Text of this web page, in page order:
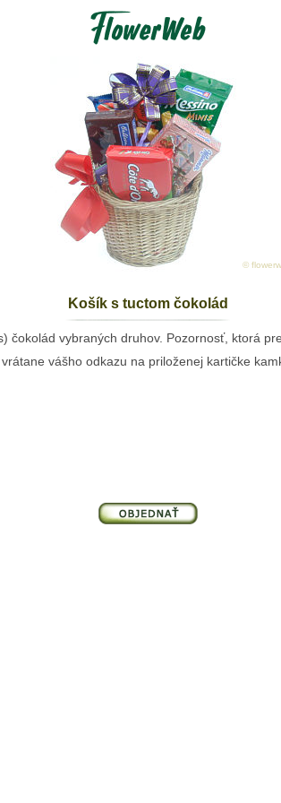
©
Košík s tuctom čokolád
čokolád vybraných druhov. Pozornosť, ktorá
vášho odkazu na priloženej kartičke